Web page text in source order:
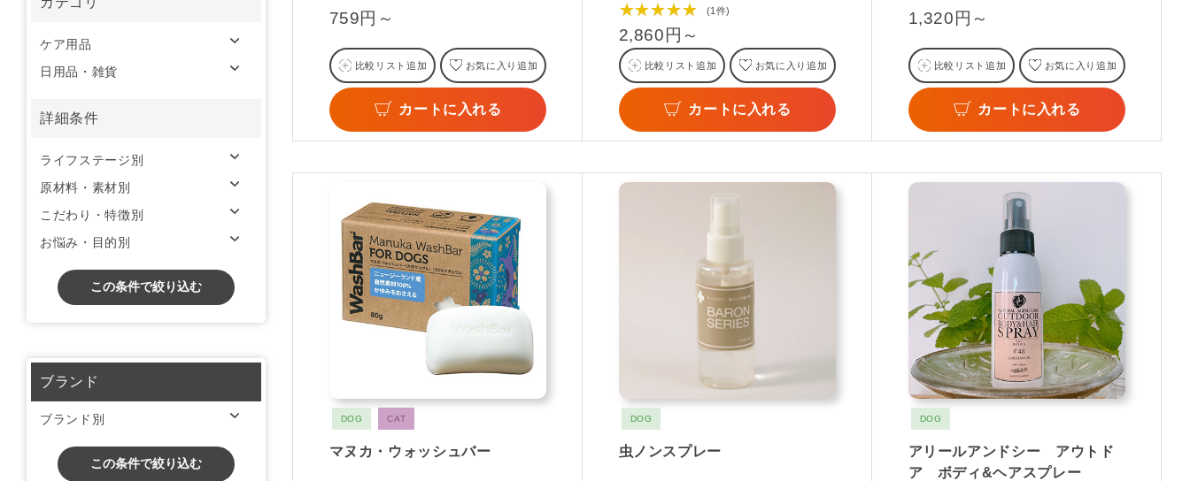
759円～
比較リスト追加 お気に入り追加
カートに入れる
★★★★★ (1件)
2,860円～
比較リスト追加 お気に入り追加
カートに入れる
1,320円～
比較リスト追加 お気に入り追加
カートに入れる
DOG CAT
マヌカ・ウォッシュバー
DOG
虫ノンスプレー
DOG
アリールアンドシー アウトド
ア ボディ&ヘアスプレー
ケア用品
日用品・雑貨
詳細条件
ライフステージ別
原材料・素材別
こだわり・特徴別
お悩み・目的別
この条件で絞り込む
ブランド
ブランド別
この条件で絞り込む